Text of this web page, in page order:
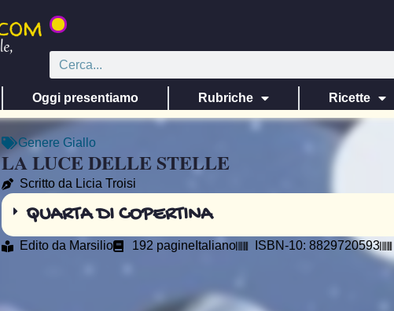
Oggi presentiamo Rubriche Ricette
Genere Giallo
LA LUCE DELLE STELLE
Scritto da Licia Troisi
QUARTA DI COPERTINA
Edito da Marsilio 192 pagine Italiano ISBN-10: ‎8829720593